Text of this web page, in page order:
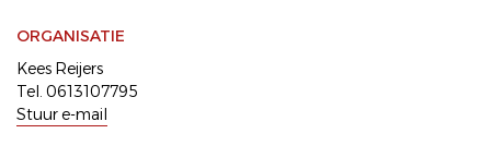
ORGANISATIE
Kees Reijers
Tel. 0613107795
Stuur e-mail